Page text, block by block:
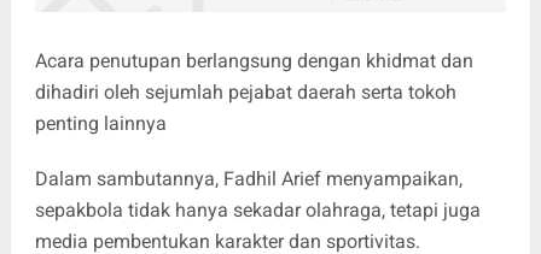
Acara penutupan berlangsung dengan khidmat dan
dihadiri oleh sejumlah pejabat daerah serta tokoh
penting lainnya
Dalam sambutannya, Fadhil Arief menyampaikan,
sepakbola tidak hanya sekadar olahraga, tetapi juga
media pembentukan karakter dan sportivitas.